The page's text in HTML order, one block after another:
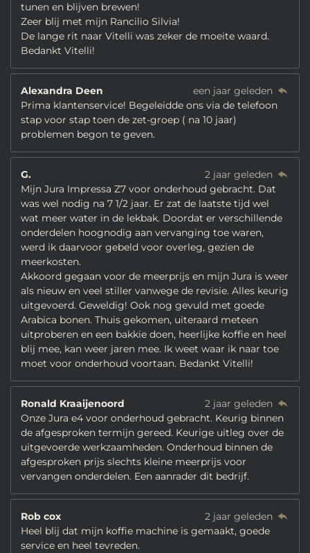
tunen en blijven brewen!
Zeer blij met mijn Rancilio Silvia!
De lange rit naar Vitelli was zeker de moeite waard.
Bedankt Vitelli!
Alexandra Deen
een jaar geleden
Prima klantenservice! Begeleidde ons via de telefoon
stap voor stap toen de zet-groep ( na 10 jaar)
problemen begon te geven.
G.
2 jaar geleden
Mijn Jura Impressa Z7 voor onderhoud gebracht. Dat
was wel nodig na 7 1/2 jaar. Er zat de laatste tijd wel
wat meer water in de lekbak. Doordat er verschillende
onderdelen hoognodig aan vervanging toe waren,
werd ik daarvoor gebeld voor overleg, gezien de
meerkosten.
Akkoord gegaan voor de meerprijs en mijn Jura is weer
als nieuw en veel stiller vanwege de revisie. Alles keurig
uitgevoerd. Geweldig! Ook nog gevuld met goede
Arabica bonen. Thuis gekomen, uiteraard meteen
uitproberen en een bakkie doen, heerlijke koffie en heel
blij mee, kan weer jaren mee. Ik weet waar ik naar toe
moet voor onderhoud voortaan. Bedankt Vitelli!
Ronald Kraaijenoord
2 jaar geleden
Onze Jura e4 voor onderhoud gebracht. Keurig binnen
de afgesproken termijn gereed. Keurige uitleg over de
uitgevoerde werkzaamheden. Onderhoud binnen de
afgesproken prijs slechts kleine meerprijs voor
vervangen onderdelen. Een aanrader dit bedrijf.
Rob cox
2 jaar geleden
Heel blij dat mijn koffie machine is gemaakt, goede
service en heel tevreden.